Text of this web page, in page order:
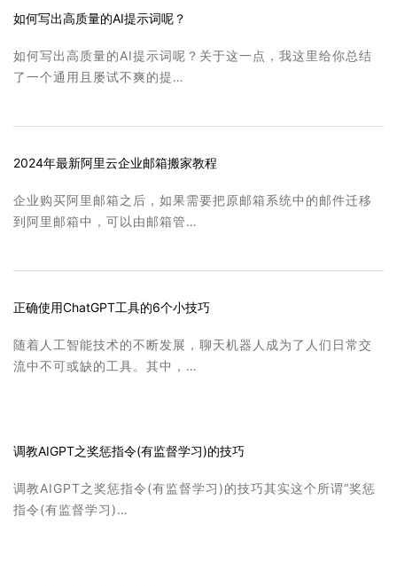
如何写出高质量的AI提示词呢？
如何写出高质量的AI提示词呢？关于这一点，我这里给你总结
了一个通用且屡试不爽的提…
2024年最新阿里云企业邮箱搬家教程
企业购买阿里邮箱之后，如果需要把原邮箱系统中的邮件迁移
到阿里邮箱中，可以由邮箱管…
正确使用ChatGPT工具的6个小技巧
随着人工智能技术的不断发展，聊天机器人成为了人们日常交
流中不可或缺的工具。其中，…
调教AIGPT之奖惩指令(有监督学习)的技巧
调教AIGPT之奖惩指令(有监督学习)的技巧其实这个所谓“奖惩
指令(有监督学习)…